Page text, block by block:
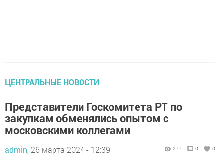
ЦЕНТРАЛЬНЫЕ НОВОСТИ
Представители Госкомитета РТ по
закупкам обменялись опытом с
московскими коллегами
admin, 26 марта 2024 - 12:39 277 0 0